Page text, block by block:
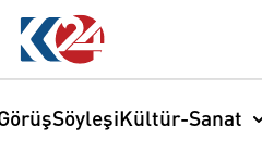
SöyleşiKültür-Sanat